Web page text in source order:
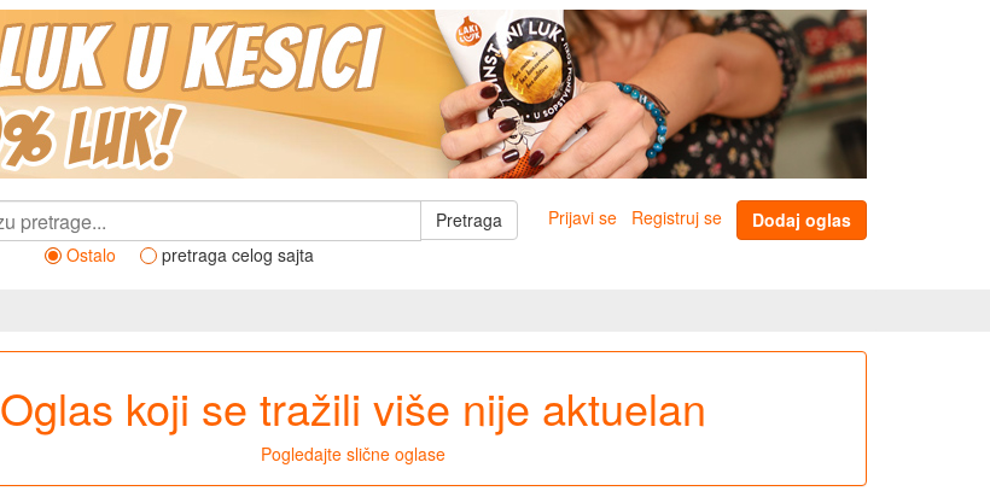
Pretraga
Ostalo
pretraga celog sajta
Prijavi se Registruj se Dodaj oglas
Oglas koji se tražili više nije aktuelan
Pogledajte slične oglase